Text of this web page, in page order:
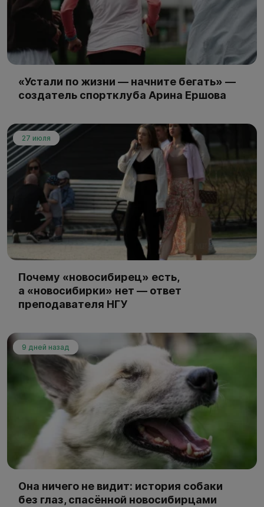
«Устали по жизни — начните бегать» —
создатель спортклуба Арина Ершова
27 июля
Почему «новосибирец» есть,
а «новосибирки» нет — ответ
преподавателя НГУ
9 дней назад
Она ничего не видит: история собаки
без глаз, спасённой новосибирцами